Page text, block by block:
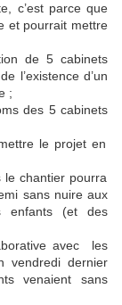
c’est parce que
et pourrait mettre
de 5 cabinets
l’existence d’un
;
des 5 cabinets
le projet en
le chantier pourra
sans nuire aux
enfants (et des
avec les
vendredi dernier
venaient sans